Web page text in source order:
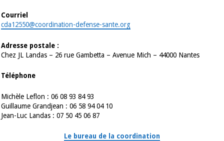
Courriel
cda12550@coordination-defense-sante.org
Adresse postale :
Chez JL Landas – 26 rue Gambetta – Avenue Mich – 44000 Nantes
Téléphone
Michèle Leflon : 06 08 93 84 93
Guillaume Grandjean : 06 58 94 04 10
Jean-Luc Landas : 07 50 45 06 87
Le bureau de la coordination